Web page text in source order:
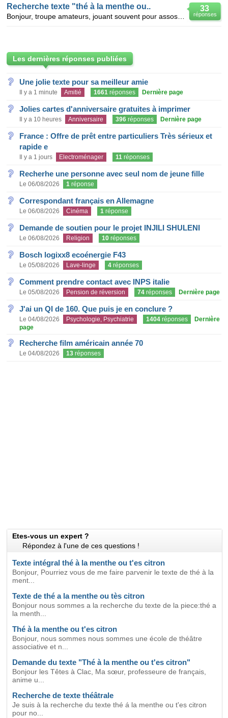
33
réponses
Recherche texte "thé à la menthe ou..
Les dernières réponses publiées
Une jolie texte pour sa meilleur amie
Il y a 1 minute Amitié 1661 réponses Dernière page
Jolies cartes d'anniversaire gratuites à imprimer
Il y a 10 heures Anniversaire 396 réponses Dernière page
France : Offre de prêt entre particuliers Très sérieux et
rapide e
Il y a 1 jours Electroménager 11 réponses
Recherhe une personne avec seul nom de jeune fille
Le 06/08/2026 1 réponse
Correspondant français en Allemagne
Le 06/08/2026 Cinéma 1 réponse
Demande de soutien pour le projet INJILI SHULENI
Le 06/08/2026 Religion 10 réponses
Bosch logixx8 ecoénergie F43
Le 05/08/2026 Lave-linge 4 réponses
Comment prendre contact avec INPS italie
Le 05/08/2026 Pension de réversion 74 réponses Dernière page
J'ai un QI de 160. Que puis je en conclure ?
Le 04/08/2026 Psychologie, Psychiatrie 1404 réponses
Dernière
page
Recherche film américain année 70
Le 04/08/2026 13 réponses
Etes-vous un expert ?
Répondez à l'une de ces questions !
Texte intégral thé à la menthe ou t'es citron
Bonjour, Pourriez vous de me faire parvenir le texte de thé à la
ment...
Texte de thé a la menthe ou tès citron
Bonjour nous sommes a la recherche du texte de la piece:thé a
la menth...
Thé à la menthe ou t'es citron
Bonjour, nous sommes nous sommes une école de théâtre
associative et n...
Demande du texte "Thé à la menthe ou t'es citron"
Bonjour les Têtes à Clac, Ma sœur, professeure de français,
anime u...
Recherche de texte théâtrale
Je suis à la recherche du texte thé á la menthe ou t'es citron
pour no...